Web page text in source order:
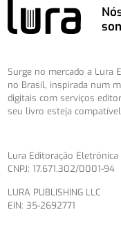
Surge no mercado a Lura
no Brasil, inspirada num
digitais com serviços
seu livro esteja
Lura Editoração Eletrônica
CNPJ: 17.671.302/0001-94
LURA PUBLISHING LLC
EIN: 35-2692771